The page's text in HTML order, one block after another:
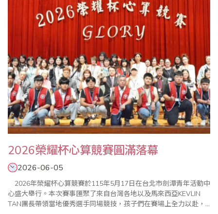
2026榮耀杯心算競賽圓滿落幕
2026-06-05
2026年榮耀杯心算競賽於115年5月17日在台北市劍潭青年活動中
心盛大舉行。本次賽事匯聚了來自台灣各地以及馬來西亞KEVLIN
TAN團長帶領當地優秀選手同場競技，孩子們在賽場上全力以赴，